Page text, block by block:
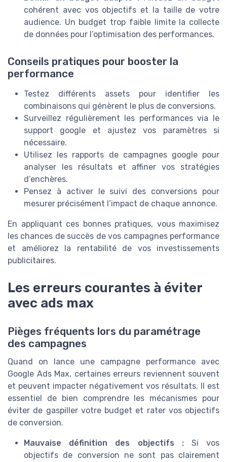
cohérent avec vos objectifs et la taille de votre
audience. Un budget trop faible limite la collecte
de données pour l’optimisation des performances.
Conseils pratiques pour booster la
performance
Testez différents assets pour identifier les
combinaisons qui génèrent le plus de conversions.
Surveillez régulièrement les performances via le
support google et ajustez vos paramètres si
nécessaire.
Utilisez les rapports de campagnes google pour
analyser les résultats et affiner vos stratégies
d’enchères.
Pensez à activer le suivi des conversions pour
mesurer précisément l’impact de chaque annonce.
En appliquant ces bonnes pratiques, vous maximisez
les chances de succès de vos campagnes performance
et améliorez la rentabilité de vos investissements
publicitaires.
Les erreurs courantes à éviter
avec ads max
Pièges fréquents lors du paramétrage
des campagnes
Quand on lance une campagne performance avec
Google Ads Max, certaines erreurs reviennent souvent
et peuvent impacter négativement vos résultats. Il est
essentiel de bien comprendre les mécanismes pour
éviter de gaspiller votre budget et rater vos objectifs
de conversion.
Mauvaise définition des objectifs :Si vos
objectifs de conversion ne sont pas clairement